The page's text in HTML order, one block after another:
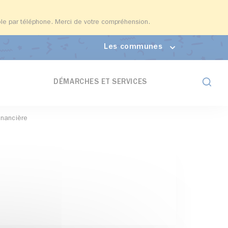
par téléphone. Merci de votre compréhension.
Les communes
DÉMARCHES ET SERVICES